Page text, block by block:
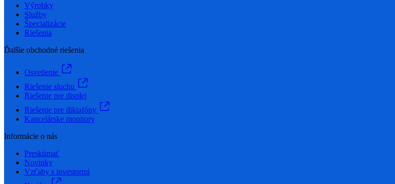
Výrobky
Služby
Špecializácie
Riešenia
Ďalšie obchodné riešenia
Osvetlenie
Riešenie sluchu
Riešenie pre displej
Riešenie pre diktafóny
Kancelárske monitory
Informácie o nás
Preskúmať
Novinky
Vzťahy s investormi